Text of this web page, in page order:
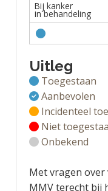
Bij kanker
in behandeling
Uitleg
Toegestaan
Aanbevolen
Incidenteel
Niet
Onbekend
Met vragen over
MMV terecht bij